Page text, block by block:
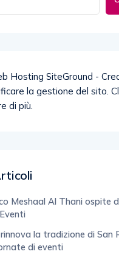
Meshaal Al Thani ospite
la tradizione di San
di eventi